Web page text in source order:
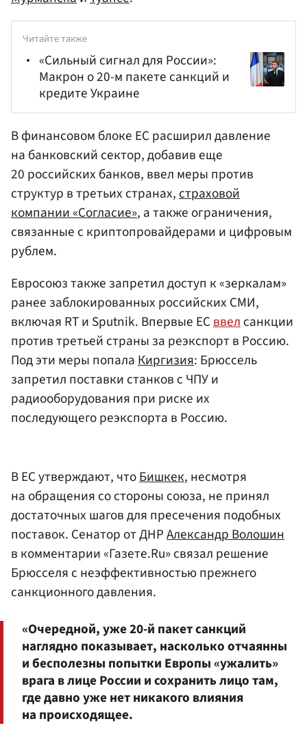
Читайте также
«Сильный сигнал для России»:
Макрон о 20-м пакете санкций и
кредите Украине
В финансовом блоке ЕС расширил давление
на банковский сектор, добавив еще
20 российских банков, ввел меры против
структур в третьих странах,страховой
компании «Согласие», а также ограничения,
связанные с криптопровайдерами и цифровым
рублем.
Евросоюз также запретил доступ к «зеркалам»
ранее заблокированных российских СМИ,
включая RT и Sputnik. Впервые ЕСввелсанкции
против третьей страны за реэкспорт в Россию.
Под эти меры попалаКиргизия: Брюссель
запретил поставки станков с ЧПУ и
радиооборудования при риске их
последующего реэкспорта в Россию.
В ЕС утверждают, чтоБишкек, несмотря
на обращения со стороны союза, не принял
достаточных шагов для пресечения подобных
поставок. Сенатор от ДНРАлександр Волошин
в комментарии «Газете.Ru» связал решение
Брюсселя с неэффективностью прежнего
санкционного давления.
«Очередной, уже 20-й пакет санкций
наглядно показывает, насколько отчаянны
и бесполезны попытки Европы «ужалить»
врага в лице России и сохранить лицо там,
где давно уже нет никакого влияния
на происходящее.